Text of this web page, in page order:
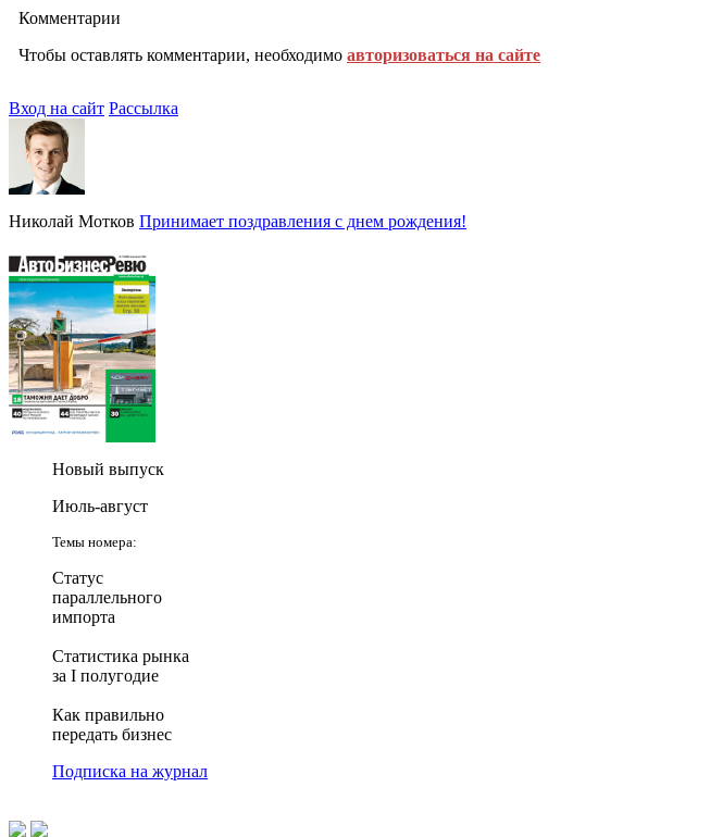
Комментарии
Чтобы оставлять комментарии, необходимо авторизоваться на сайте
Вход на сайт Рассылка
Николай Мотков Принимает поздравления с днем рождения!
Новый выпуск
Июль-август
Темы номера:
Статус
параллельного
импорта
Статистика рынка
за I полугодие
Как правильно
передать бизнес
Подписка на журнал